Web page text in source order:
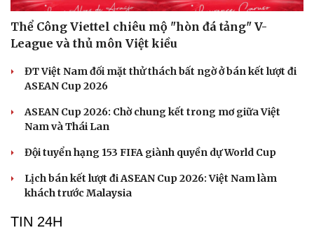
Thể Công Viettel chiêu mộ "hòn đá tảng" V-
League và thủ môn Việt kiều
ĐT Việt Nam đối mặt thử thách bất ngờ ở bán kết lượt đi
ASEAN Cup 2026
ASEAN Cup 2026: Chờ chung kết trong mơ giữa Việt
Nam và Thái Lan
Đội tuyển hạng 153 FIFA giành quyền dự World Cup
Lịch bán kết lượt đi ASEAN Cup 2026: Việt Nam làm
khách trước Malaysia
TIN 24H